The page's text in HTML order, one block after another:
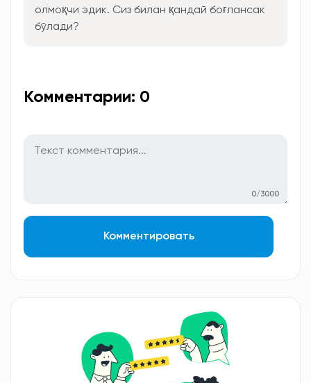
олмоқчи эдик. Сиз билан қандай боғлансак
бўлади?
Комментарии: 0
0/3000
Комментировать